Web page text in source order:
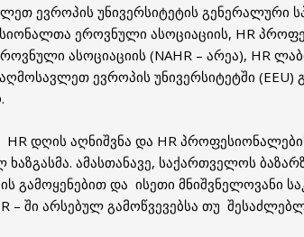
ევროპის უნივერსიტეტის
ეროვნული ასოციაციის, HR
ასოციაციის (NAHR – არეა), HR
აღმოსავლეთ ევროპის უნივერსიტეტში
HR დღის აღნიშვნა და HR
ამასთანავე, საქართველოს
გამოყენებით და ისეთი მნიშვნელოვანი
– ში არსებულ გამოწვევებსა თუ